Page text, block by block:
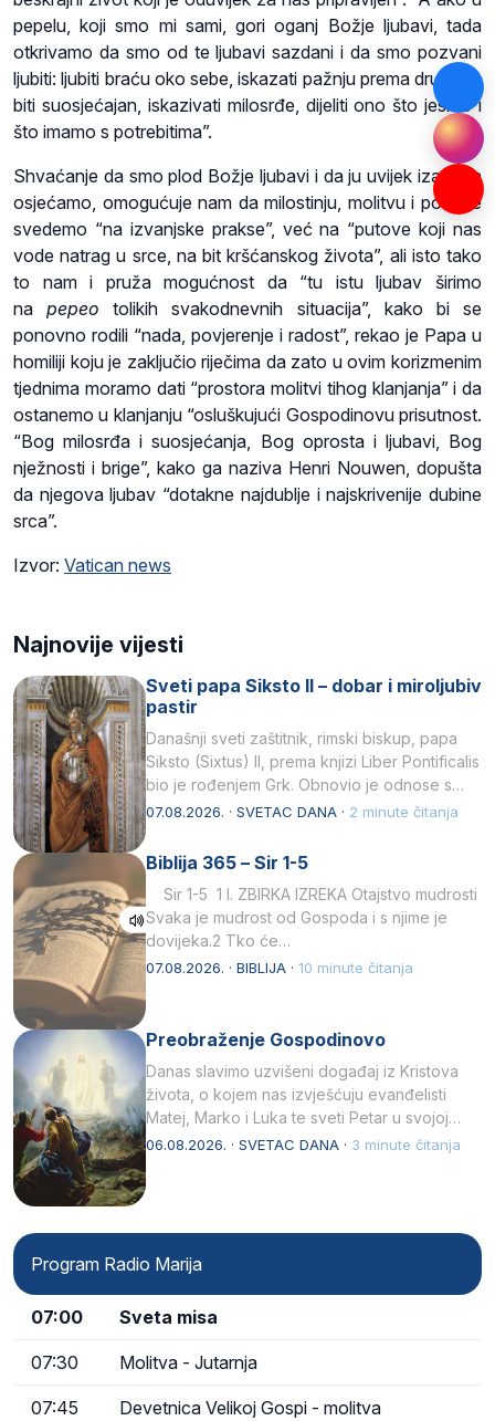
pepelu, koji smo mi sami, gori oganj Božje ljubavi, tada
otkrivamo da smo od te ljubavi sazdani i da smo pozvani
ljubiti: ljubiti braću oko sebe, iskazati pažnju prema drugima,
biti suosjećajan, iskazivati milosrđe, dijeliti ono što jesmo i
što imamo s potrebitima”.
Shvaćanje da smo plod Božje ljubavi i da ju uvijek izazova
osjećamo, omogućuje nam da milostinju, molitvu i post ne
svedemo “na izvanjske prakse”, već na “putove koji nas
vode natrag u srce, na bit kršćanskog života”, ali isto tako
to nam i pruža mogućnost da “tu istu ljubav širimo
napepeo tolikih svakodnevnih situacija”, kako bi se
ponovno rodili “nada, povjerenje i radost”, rekao je Papa u
homiliji koju je zaključio riječima da zato u ovim korizmenim
tjednima moramo dati “prostora molitvi tihog klanjanja” i da
ostanemo u klanjanju “osluškujući Gospodinovu ​​prisutnost.
“Bog milosrđa i suosjećanja, Bog oprosta i ljubavi, Bog
nježnosti i brige”, kako ga naziva Henri Nouwen, dopušta
da njegova ljubav “dotakne najdublje i najskrivenije dubine
srca”.
Izvor: Vatican news
Najnovije vijesti
Sveti papa Siksto II – dobar i miroljubiv
pastir
Današnji sveti zaštitnik, rimski biskup, papa
Siksto (Sixtus) II, prema knjizi Liber Pontificalis
bio je rođenjem Grk. Obnovio je odnose s
afričkim…
07.08.2026. · SVETAC DANA · 2 minute čitanja
Biblija 365 – Sir 1-5
Sir 1-5 1 I. ZBIRKA IZREKA Otajstvo mudrosti
Svaka je mudrost od Gospoda i s njime je
dovijeka.2 Tko će…
07.08.2026. · BIBLIJA · 10 minute čitanja
Preobraženje Gospodinovo
Danas slavimo uzvišeni događaj iz Kristova
života, o kojem nas izvješćuju evanđelisti
Matej, Marko i Luka te sveti Petar u svojoj
drugoj…
06.08.2026. · SVETAC DANA · 3 minute čitanja
Program Radio Marija
07:00 Sveta misa
07:30 Molitva - Jutarnja
07:45 Devetnica Velikoj Gospi - molitva